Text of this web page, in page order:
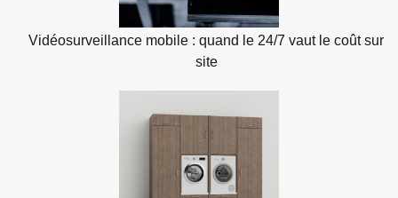
Vidéosurveillance mobile : quand le 24/7 vaut le coût sur
site